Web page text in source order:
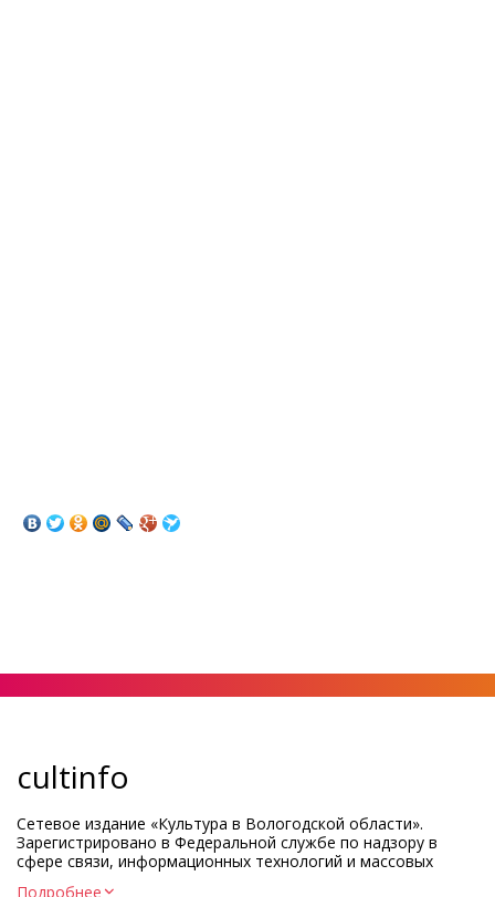
cultinfo
Сетевое издание «Культура в Вологодской области».
Зарегистрировано в Федеральной службе по надзору в
сфере связи, информационных технологий и массовых
Подробнее